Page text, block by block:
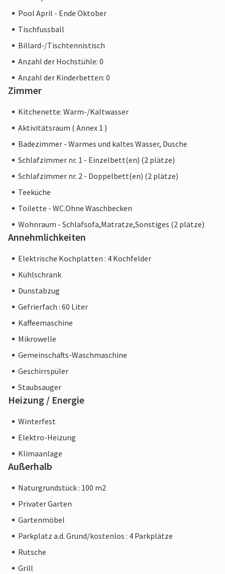
Pool April - Ende Oktober
Tischfussball
Billard-/Tischtennistisch
Anzahl der Hochstühle: 0
Anzahl der Kinderbetten: 0
Zimmer
Kitchenette: Warm-/Kaltwasser
Aktivitätsraum ( Annex 1 )
Badezimmer - Warmes und kaltes Wasser, Dusche
Schlafzimmer nr. 1 - Einzelbett(en) (2 plätze)
Schlafzimmer nr. 2 - Doppelbett(en) (2 plätze)
Teeküche
Toilette - WC.Ohne Waschbecken
Wohnraum - Schlafsofa,Matratze,Sonstiges (2 plätze)
Annehmlichkeiten
Elektrische Kochplatten : 4 Kochfelder
Kühlschrank
Dunstabzug
Gefrierfach : 60 Liter
Kaffeemaschine
Mikrowelle
Gemeinschafts-Waschmaschine
Geschirrspüler
Staubsauger
Heizung / Energie
Winterfest
Elektro-Heizung
Klimaanlage
Außerhalb
Naturgrundstück : 100 m2
Privater Garten
Gartenmöbel
Parkplatz a.d. Grund/kostenlos : 4 Parkplätze
Rutsche
Grill